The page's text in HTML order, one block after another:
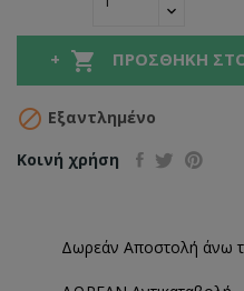
 ΠΡΟΣΘΉΚΗ
 Εξαντλημένο
Κοινή χρήση
Δωρεάν Αποστολή άνω